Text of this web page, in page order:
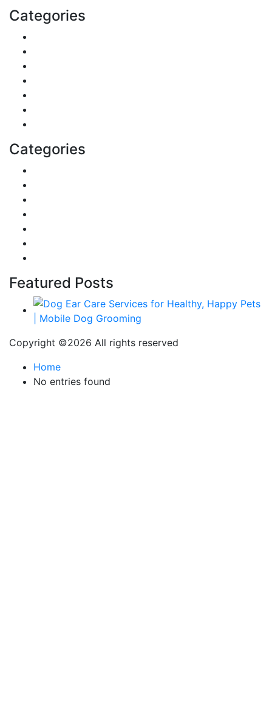
Categories
Categories
Featured Posts
Copyright ©2026 All rights reserved
Home
No entries found